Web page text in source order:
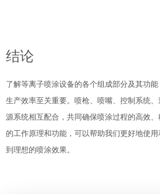
结论
了解等离子喷涂设备的各个组成部分及其功
生产效率至关重要。喷枪、喷嘴、控制系统
源系统相互配合，共同确保喷涂过程的高效
的工作原理和功能，可以帮助我们更好地使
到理想的喷涂效果。